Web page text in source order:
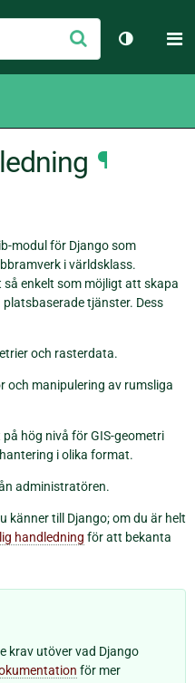
Skicka
Växla
¶
modul för Django som
i världsklass.
enkelt som möjligt att skapa
tjänster. Dess
och rasterdata.
och manipulering av rumsliga
hög nivå för GIS-geometri
i olika format.
administratören.
känner till Django; om du är helt
handledning för att bekanta
krav utöver vad Django
för mer